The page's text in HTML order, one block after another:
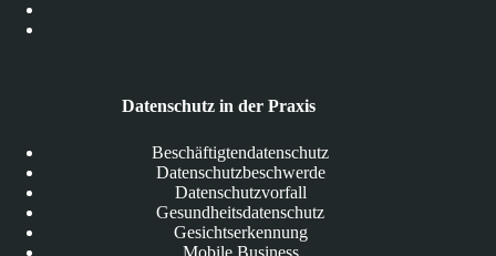
Datenschutz in der Praxis
Beschäftigtendatenschutz
Datenschutzbeschwerde
Datenschutzvorfall
Gesundheitsdatenschutz
Gesichtserkennung
Mobile Business